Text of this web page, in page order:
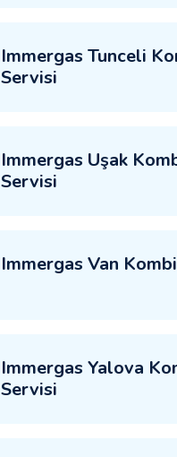
Immergas Tunceli
Servisi
Immergas Uşak
Servisi
Immergas Van
Immergas Yalova
Servisi